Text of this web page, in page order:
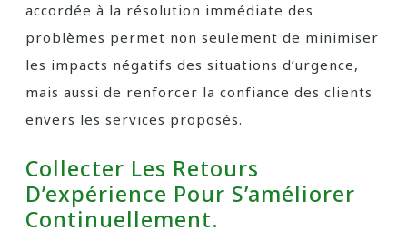
accordée à la résolution immédiate des
problèmes permet non seulement de minimiser
les impacts négatifs des situations d’urgence,
mais aussi de renforcer la confiance des clients
envers les services proposés.
Collecter Les Retours
D’expérience Pour S’améliorer
Continuellement.